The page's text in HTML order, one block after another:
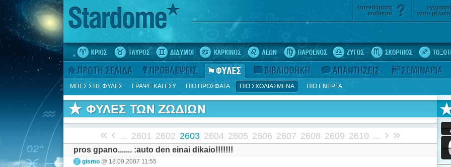
ΜΠΕΣ ΣΤΙΣ ΦΥΛΕΣ ΓΡΑΨΕ ΚΑΙ ΕΣΥ ΠΙΟ ΠΡΟΣΦΑΤΑ ΠΙΟ ΣΧΟΛΙΑΣΜΕΝΑ ΠΙΟ ΕΝΕΡΓΑ
« ‹ ... 2601 2602 2603 2604 2605 2606 2607 2608 2609 2610 ... › »
pros gpano....... :auto den einai dikaio!!!!!!!
gismo @ 18.09.2007 11:55